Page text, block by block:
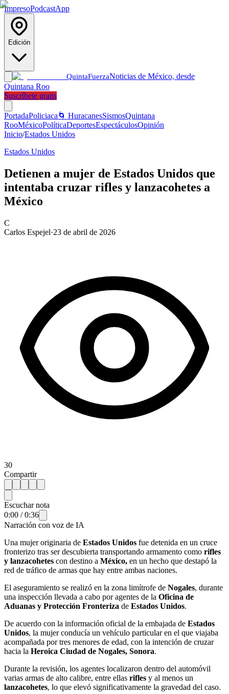
ImpresoPodcastApp
Edición
QuintaFuerzaNoticias de México, desde
Quintana Roo
Suscríbete gratis
PortadaPoliciaca 🌀 HuracanesSismosQuintana
RooMéxicoPolíticaDeportesEspectáculosOpinión
Inicio/Estados Unidos
Estados Unidos
Detienen a mujer de Estados Unidos que
intentaba cruzar rifles y lanzacohetes a
México
C
Carlos Espejel·23 de abril de 2026
30
Compartir
Escuchar nota
0:00 /0:36
Narración con voz de IA
Una mujer originaria de Estados Unidos fue detenida en un cruce
fronterizo tras ser descubierta transportando armamento como rifles
y lanzacohetes con destino a México, en un hecho que destapó la
red de tráfico de armas que hay entre ambas naciones.
El aseguramiento se realizó en la zona limítrofe de Nogales, durante
una inspección llevada a cabo por agentes de la Oficina de
Aduanas y Protección Fronteriza de Estados Unidos.
De acuerdo con la información oficial de la embajada de Estados
Unidos, la mujer conducía un vehículo particular en el que viajaba
acompañada por tres menores de edad, con la intención de cruzar
hacia la Heroica Ciudad de Nogales, Sonora.
Durante la revisión, los agentes localizaron dentro del automóvil
varias armas de alto calibre, entre ellas rifles y al menos un
lanzacohetes, lo que elevó significativamente la gravedad del caso.